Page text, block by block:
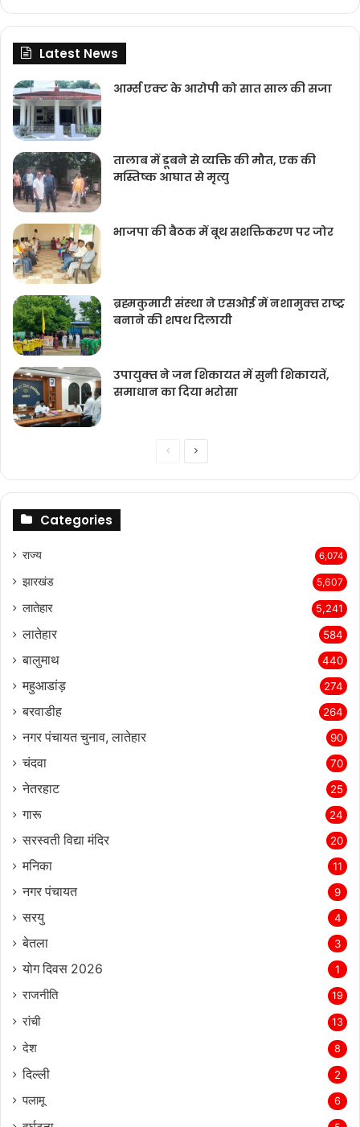
Latest News
आर्म्स एक्ट के आरोपी को सात साल की सजा
तालाब में डूबने से व्यक्ति की मौत, एक की
मस्तिष्क आघात से मृत्यु
भाजपा की बैठक में बूथ सशक्तिकरण पर जोर
ब्रह्मकुमारी संस्‍था ने एसओई में नशामुक्‍त राष्‍ट्र
बनाने की शपथ दिलायी
उपायुक्‍त ने जन शिकायत में सुनी शिकायतें,
समाधान का दिया भरोसा
PreviousNext
Categories
राज्‍य 6,074
झारखंड 5,607
लातेहार 5,241
लातेहार 584
बालुमाथ 440
महुआडांड़ 274
बरवाडीह 264
नगर पंचायत चुनाव, लातेहार 90
चंदवा 70
नेतरहाट 25
गारू 24
सरस्‍वती विद्या मंदिर 20
मनिका 11
नगर पंचायत 9
सरयु 4
बेतला 3
योग दिवस 2026 1
राजनीति 19
रांची 13
देश 8
दिल्‍ली 2
पलामू 6